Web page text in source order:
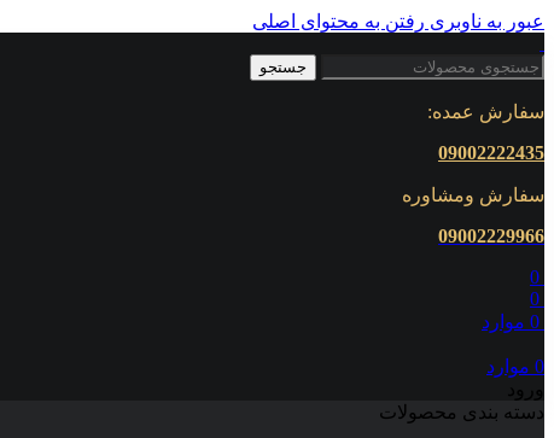
عبور به ناوبری رفتن به محتوای اصلی
جستجو
سفارش عمده:
09002222435
سفارش ومشاوره
09002229966
0
0
0 موارد
0 موارد
ورود
دسته بندی محصولات